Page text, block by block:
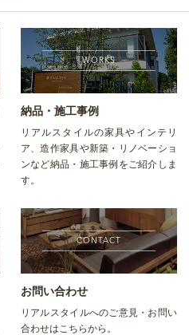
WORKS
納品・施工事例
リアルスタイルの家具やインテリ
ア、造作家具や新築・リノベーショ
ンなど納品・施工事例をご紹介しま
す。
CONTACT
お問い合わせ
リアルスタイルへのご意見・お問い
合わせはこちらから。